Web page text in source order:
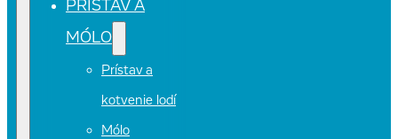
PRÍSTAV A
MÓLO
Prístav a
kotvenie lodí
Mólo